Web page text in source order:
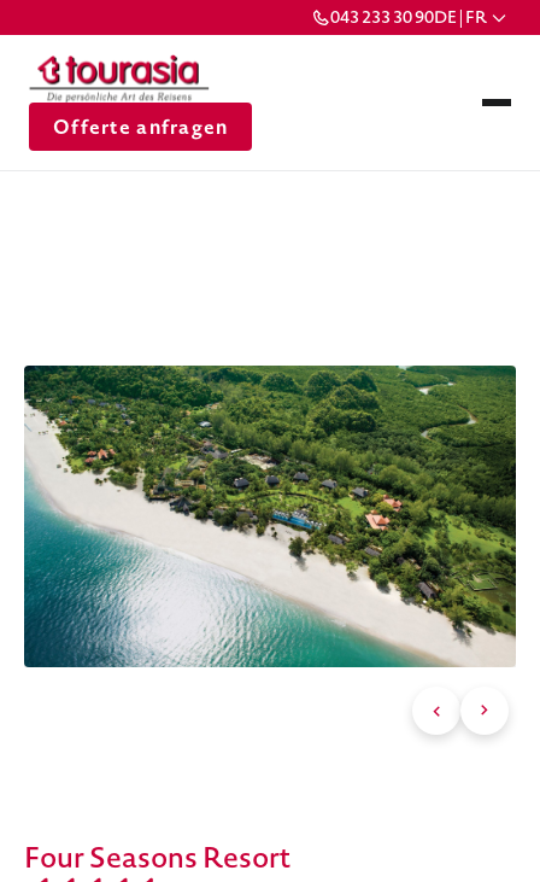
043 233 30 90DE | FR
Offerte anfragen
Four Seasons Resort